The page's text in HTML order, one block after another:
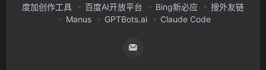
度加创作工具 百度AI开放平台 Bing新必应
搜外友链
Manus
GPTBots.ai Claude Code